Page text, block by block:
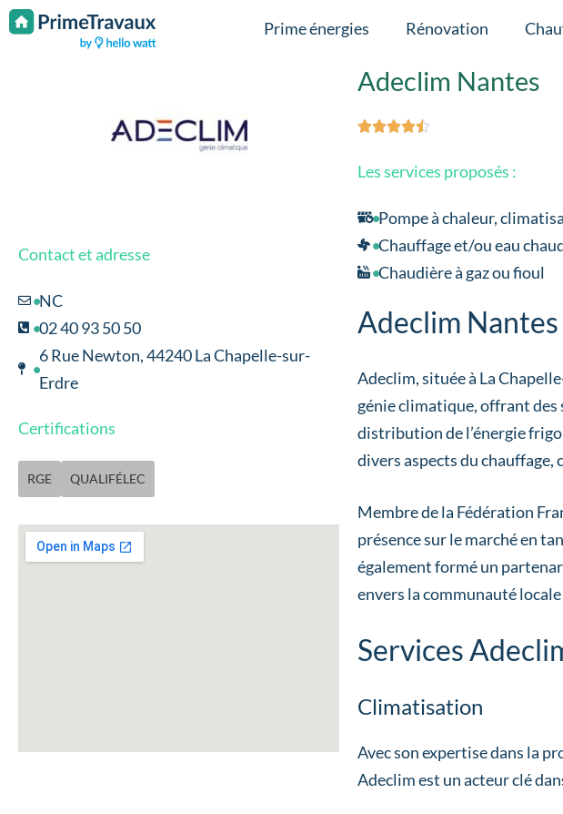
Passer au contenu Prime énergies Rénovation
Contact et adresse
NC
02 40 93 50 50
6 Rue Newton, 44240 La Chapelle-sur-
Erdre
Certifications
RGE QUALIFÉLEC
Adeclim Nantes

Les services proposés :
Pompe à chaleur,
Chauffage et/ou eau
Chaudière à gaz ou fioul
Adeclim
Adeclim, située à La
génie climatique, offrant des
distribution de l’énergie
divers aspects du chauffage,
Membre de la Fédération
présence sur le marché en
également formé un
envers la communauté
Services
Climatisation
Avec son expertise dans la
Adeclim est un acteur clé